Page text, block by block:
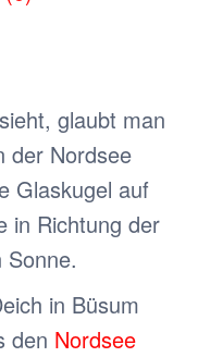
glaubt man
der Nordsee
Glaskugel auf
in Richtung der
in Büsum
den Nordsee